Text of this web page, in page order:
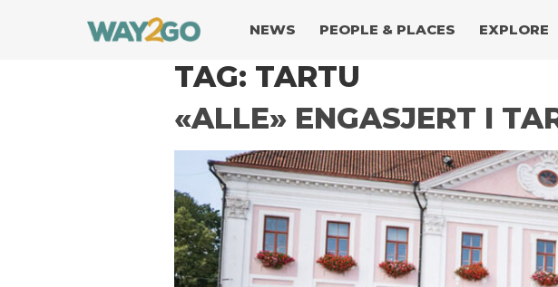
NEWS PEOPLE & PLACES EXPLORE
TAG: TARTU
«ALLE» ENGASJERT I